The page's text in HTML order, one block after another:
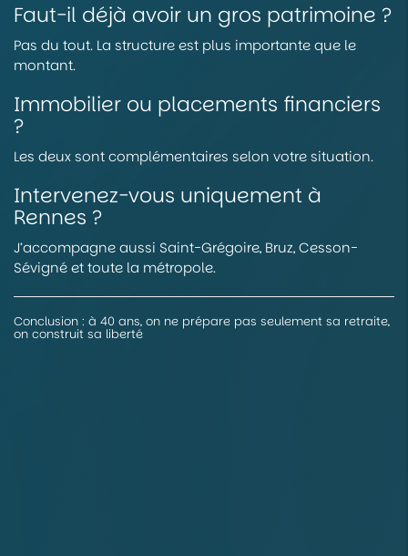
Faut-il déjà avoir un gros patrimoine ?
Pas du tout. La structure est plus importante que le
montant.
Immobilier ou placements financiers
?
Les deux sont complémentaires selon votre situation.
Intervenez-vous uniquement à
Rennes ?
J’accompagne aussi Saint-Grégoire, Bruz, Cesson-
Sévigné et toute la métropole.
Conclusion : à 40 ans, on ne prépare pas seulement sa retraite,
on construit sa liberté